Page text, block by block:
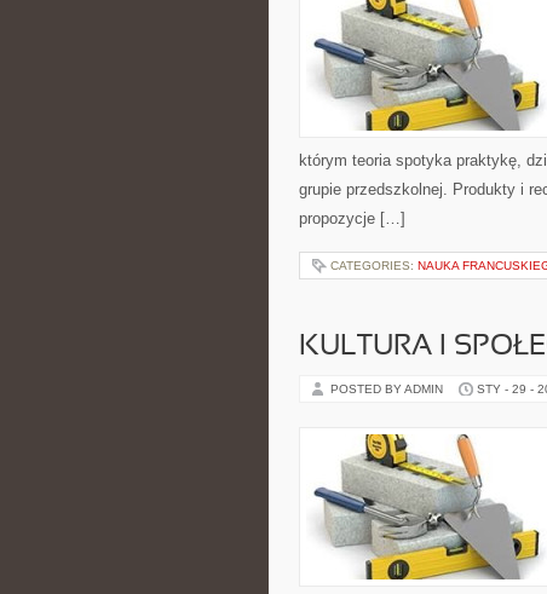
którym teoria spotyka praktykę,
grupie przedszkolnej. Produkty i
propozycje […]
CATEGORIES: NAUKA
KULTURA I
POSTED BY ADMIN STY - 29 -